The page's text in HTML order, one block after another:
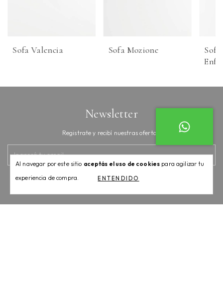
Al navegar por este sitio aceptás el uso de cookies para agilizar tu
experiencia de compra.
ENTENDIDO
Sofa Valencia Sofa Mozione
Sofa
Newsletter
Registrate y recibí nuestras ofertas.